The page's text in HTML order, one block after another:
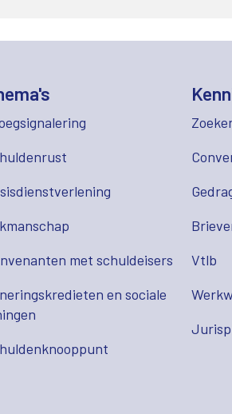
met schuldeisers
en sociale
Vtlb